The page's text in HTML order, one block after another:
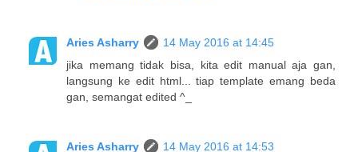
Aries Asharry
14 May 2016 at 14:45
jika memang tidak bisa, kita edit manual aja gan,
langsung ke edit html... tiap template emang beda
gan, semangat edited ^_
Aries Asharry
14 May 2016 at 14:53